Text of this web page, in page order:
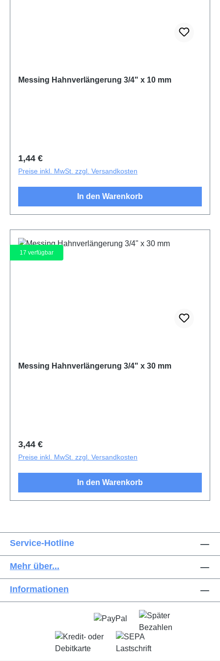
Messing Hahnverlängerung 3/4" x 10 mm
Regulärer Preis:
1,44 €
Preise inkl. MwSt. zzgl. Versandkosten
In den Warenkorb
17 verfügbar
Messing Hahnverlängerung 3/4" x 30 mm
Regulärer Preis:
3,44 €
Preise inkl. MwSt. zzgl. Versandkosten
In den Warenkorb
Service-Hotline
Mehr über...
Informationen